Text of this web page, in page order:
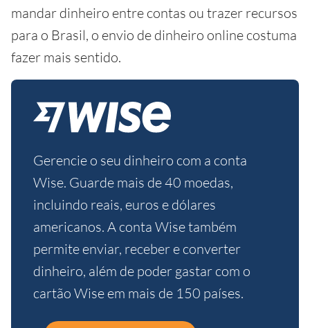
mandar dinheiro entre contas ou trazer recursos
para o Brasil, o envio de dinheiro online costuma
fazer mais sentido.
Gerencie o seu dinheiro com a conta
Wise. Guarde mais de 40 moedas,
incluindo reais, euros e dólares
americanos. A conta Wise também
permite enviar, receber e converter
dinheiro, além de poder gastar com o
cartão Wise em mais de 150 países.